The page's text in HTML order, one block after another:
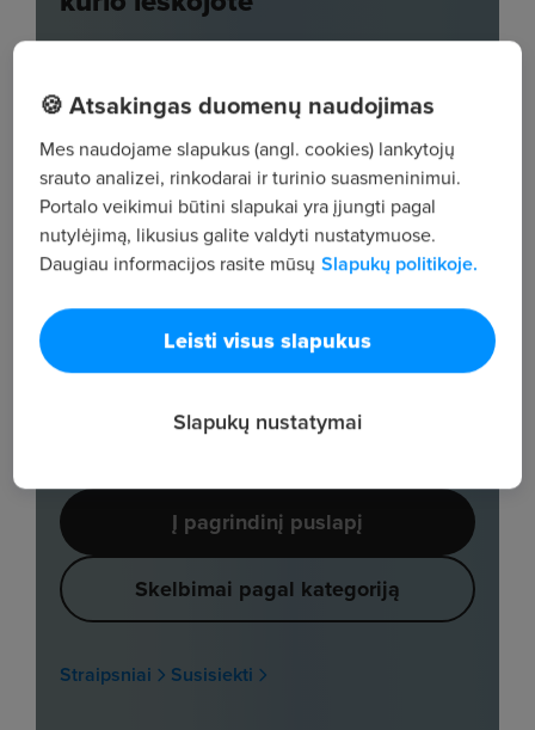
🍪 Atsakingas duomenų naudojimas
Mes naudojame slapukus (angl. cookies) lankytojų
srauto analizei, rinkodarai ir turinio suasmeninimui.
Portalo veikimui būtini slapukai yra įjungti pagal
nutylėjimą, likusius galite valdyti nustatymuose.
Daugiau informacijos rasite mūsų Slapukų politikoje.
Leisti visus slapukus
Slapukų nustatymai